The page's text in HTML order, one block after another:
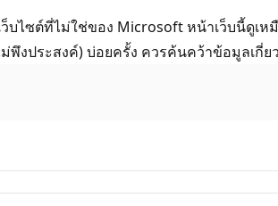
บไซต์ที่ไม่ใช่ของ Microsoft หน้าเว็บนี้ดู
งประสงค์) บ่อยครั้ง ควรค้นคว้าข้อมูลเ